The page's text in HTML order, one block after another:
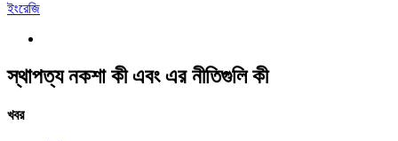
ইংরেজি
স্থাপত্য নকশা কী এবং এর নীতিগুলি কী
খবর